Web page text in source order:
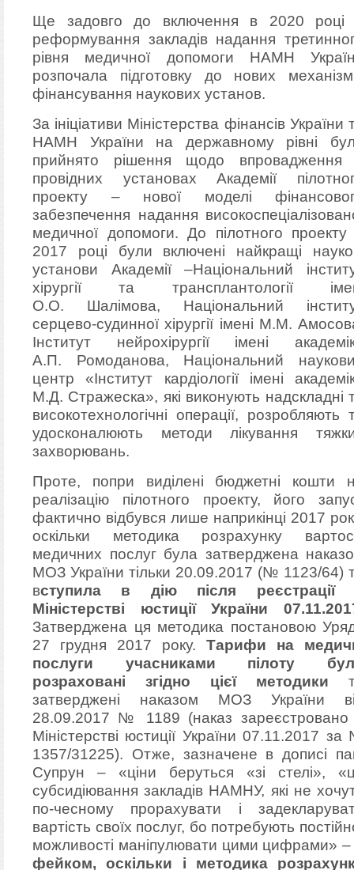
Ще задовго до включення в 2020 році
реформування закладів надання
рівня медичної допомоги НАМН
розпочала підготовку до нових
фінансування наукових установ.
За ініціативи Міністерства фінансів України
НАМН України на державному рівні
прийнято рішення щодо впровадження
провідних установах Академії
проекту – нової моделі
забезпечення надання
медичної допомоги. До пілотного
2017 році були включені найкращі
установи Академії –Національний
хірургії та трансплантології
О.О. Шалімова, Національний
серцево-судинної хірургії імені М.М.
Інститут нейрохірургії імені
А.П. Ромоданова, Національний
центр «Інститут кардіології імені
М.Д. Стражеска», які виконують надскладні
високотехнологічні операції, розробляють
удосконалюють методи лікування
захворювань.
Проте, попри виділені бюджетні кошти
реалізацію пілотного проекту, його
фактично відбувся лише наприкінці 2017
оскільки методика розрахунку
медичних послуг була затверджена
МОЗ України тільки 20.09.2017 (№ 1123/64)
вступила в дію після реєстрації
Міністерстві юстиції України
Затверджена ця методика постановою
27 грудня 2017 року. Тарифи на
послуги учасниками пілоту
розраховані згідно цієї методики
затверджені наказом МОЗ України
28.09.2017 № 1189 (наказ зареєстровано
Міністерстві юстиції України 07.11.2017
1357/31225). Отже, зазначене в дописі
Супрун – «ціни беруться «зі стелі»,
субсидіювання закладів НАМНУ, які не
по-чесному прорахувати і
вартість своїх послуг, бо потребують
можливості маніпулювати цими цифрами» –
фейком, оскільки і методика